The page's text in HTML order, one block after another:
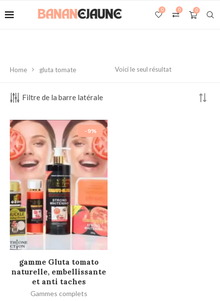
0
0
0
Home gluta tomate Voici le seul résultat
Filtre de la barre latérale
-9%
AJOUTER AU PANIER
gamme Gluta tomato
naturelle, embellissante
et anti taches
Gammes complets